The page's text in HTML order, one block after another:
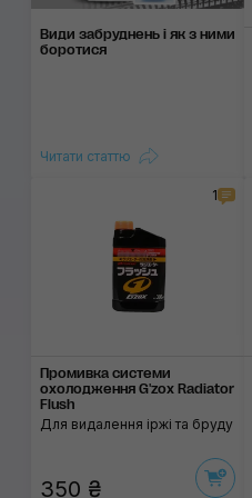
Види забруднень і як з ними
боротися
Читати статтю
1
Промивка системи
охолодження G'zox Radiator
Flush
Для видалення іржі та бруду
350 ₴